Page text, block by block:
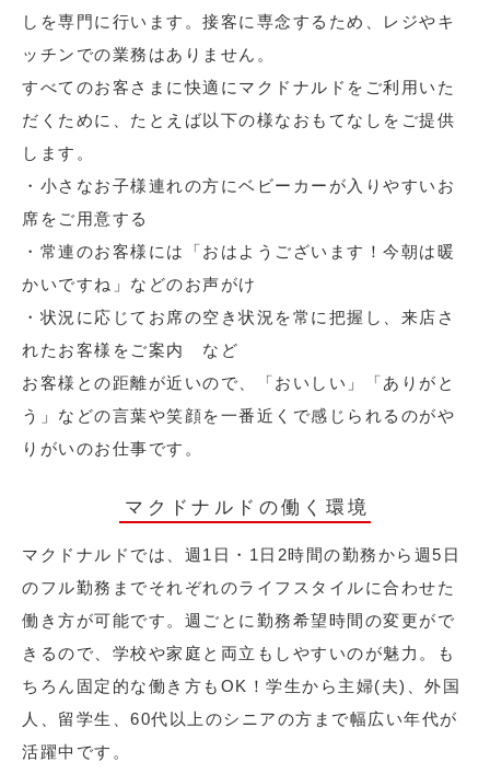
しを専門に行います。接客に専念するため、レジやキ
ッチンでの業務はありません。
すべてのお客さまに快適にマクドナルドをご利用いた
だくために、たとえば以下の様なおもてなしをご提供
します。
・小さなお子様連れの方にベビーカーが入りやすいお
席をご用意する
・常連のお客様には「おはようございます！今朝は暖
かいですね」などのお声がけ
・状況に応じてお席の空き状況を常に把握し、来店さ
れたお客様をご案内 など
お客様との距離が近いので、「おいしい」「ありがと
う」などの言葉や笑顔を一番近くで感じられるのがや
りがいのお仕事です。
マクドナルドの働く環境
マクドナルドでは、週1日・1日2時間の勤務から週5日
のフル勤務までそれぞれのライフスタイルに合わせた
働き方が可能です。週ごとに勤務希望時間の変更がで
きるので、学校や家庭と両立もしやすいのが魅力。も
ちろん固定的な働き方もOK！学生から主婦(夫)、外国
人、留学生、60代以上のシニアの方まで幅広い年代が
活躍中です。